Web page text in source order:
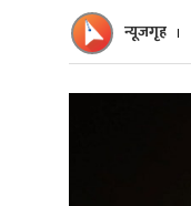
न्यूजगृह